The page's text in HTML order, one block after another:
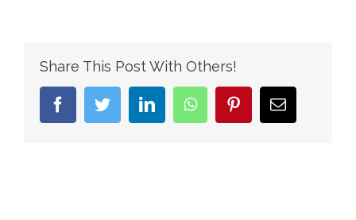
Share This Post With Others!
FacebookTwitterLinkedInWhatsAppPinterestCorreo